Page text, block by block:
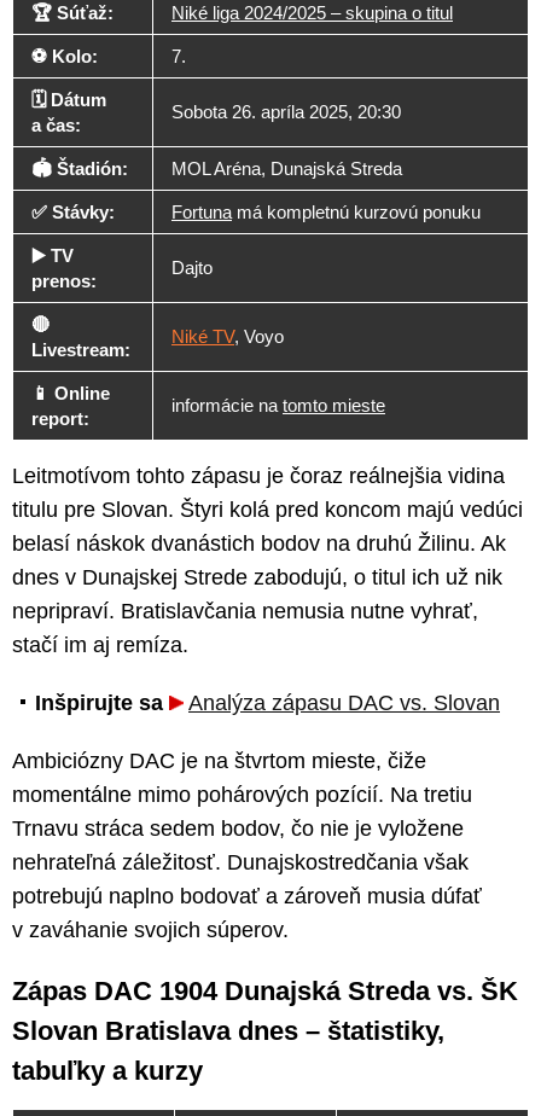
🏆 Súťaž: Niké liga 2024/2025 – skupina o titul
⚽ Kolo: 7.
🗓️ Dátum
a čas:
Sobota 26. apríla 2025, 20:30
🏟️ Štadión: MOL Aréna, Dunajská Streda
✅ Stávky: Fortuna má kompletnú kurzovú ponuku
▶️ TV
prenos:
Dajto
🔴
Livestream:
Niké TV, Voyo
📱 Online
report:
informácie na tomto mieste
Leitmotívom tohto zápasu je čoraz reálnejšia vidina
titulu pre Slovan. Štyri kolá pred koncom majú vedúci
belasí náskok dvanástich bodov na druhú Žilinu. Ak
dnes v Dunajskej Strede zabodujú, o titul ich už nik
nepripraví. Bratislavčania nemusia nutne vyhrať,
stačí im aj remíza.
Inšpirujte sa Analýza zápasu DAC vs. Slovan
Ambiciózny DAC je na štvrtom mieste, čiže
momentálne mimo pohárových pozícií. Na tretiu
Trnavu stráca sedem bodov, čo nie je vyložene
nehrateľná záležitosť. Dunajskostredčania však
potrebujú naplno bodovať a zároveň musia dúfať
v zaváhanie svojich súperov.
Zápas DAC 1904 Dunajská Streda vs. ŠK
Slovan Bratislava dnes – štatistiky,
tabuľky a kurzy